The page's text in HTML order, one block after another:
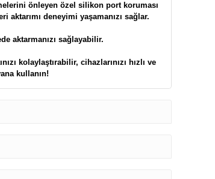
önleyen özel silikon port koruması
aktarımı deneyimi yaşamanızı sağlar.
aktarmanızı sağlayabilir.
kolaylaştırabilir, cihazlarınızı hızlı ve
kullanın!